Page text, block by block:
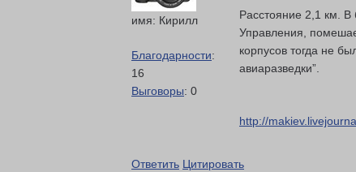
имя: Кирилл
Благодарности:
16
Выговоры: 0
Расстояние 2,1 км.
Управления,
корпусов тогда не
авиаразведки”.
http://
Ответить Цитировать